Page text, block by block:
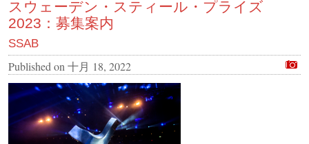
スウェーデン・スティール・プライズ
2023：募集案内
SSAB
Published on 十月 18, 2022